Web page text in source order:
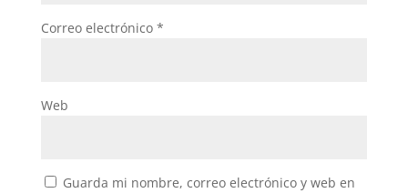
Correo electrónico *
Web
Guarda mi nombre, correo electrónico y web en